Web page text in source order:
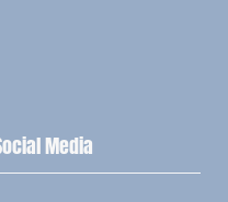
Media